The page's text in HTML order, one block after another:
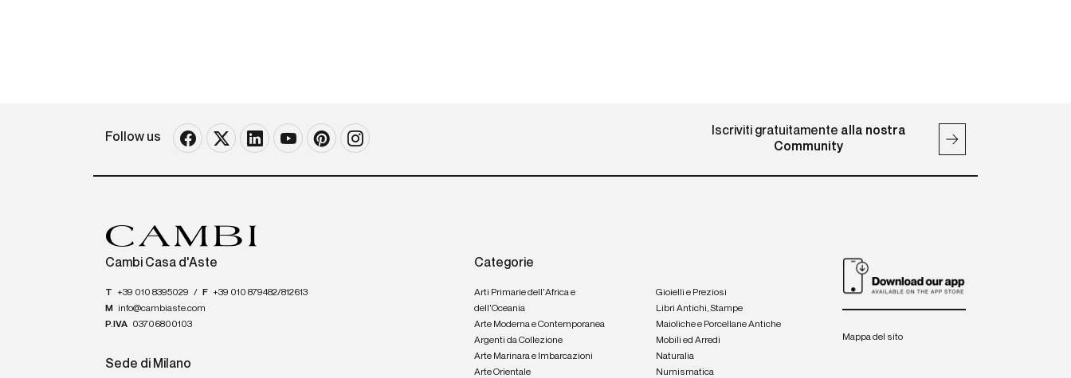
Follow us Iscriviti gratuitamente alla nostra
Community
Cambi Casa d'Aste
T +39 010 8395029 / F +39 010 879482/812613
M
info@cambiaste.com
P.IVA 03706800103
Sede di Milano
Categorie
Arti Primarie dell'Africa e
dell'Oceania
Arte Moderna e Contemporanea
Argenti da Collezione
Arte Marinara e Imbarcazioni
Arte Orientale
Gioielli e Preziosi
Libri Antichi, Stampe
Maioliche e Porcellane Antiche
Mobili ed Arredi
Naturalia
Numismatica
Mappa del sito